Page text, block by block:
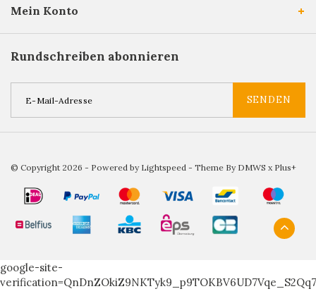
Mein Konto
Rundschreiben abonnieren
SENDEN
© Copyright 2026 - Powered by Lightspeed - Theme By DMWS x Plus+
google-site-